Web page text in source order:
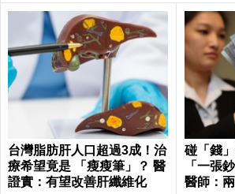
台灣脂肪肝人口超過3成！治
療希望竟是 「瘦瘦筆」？ 醫
證實：有望改善肝纖維化
碰「錢
「一張
醫師：